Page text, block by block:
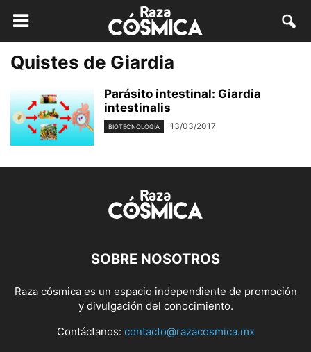
Quistes de Giardia
Parásito intestinal: Giardia
intestinalis
BIOTECNOLOGÍA 13/03/2017
SOBRE NOSOTROS
Raza cósmica es un espacio independiente de promoción
y divulgación del conocimiento.
Contáctanos: contacto@razacosmica.mx